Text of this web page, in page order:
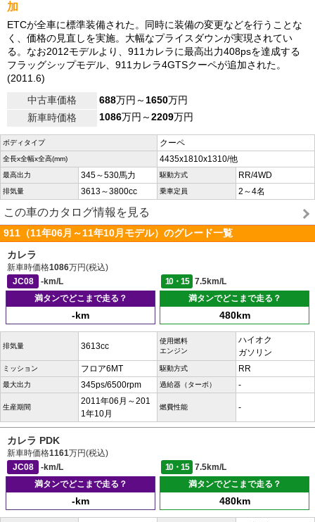
加
ETCが全車に標準装備された。同時に装備の変更などを行うことな
く、価格の見直しを実施。大幅なプライスダウンが実現されてい
る。なお2012モデルより、911カレラに最高出力408psを達成する
フラッグシップモデル、911カレラ4GTSクーペが追加された。
(2011.6)
中古車価格
688万円～1650万円
新車時価格
1086万円～2209万円
ボディタイプ クーペ
全長x全幅x全高(mm) 4435x1810x1310/他
最高出力 345～530馬力 駆動方式 RR/4WD
排気量 3613～3800cc 乗車定員 2～4名
この車のカタログ情報を見る
911（11年06月～11年10月モデル）のグレード一覧
カレラ
新車時価格1086万円(税込)
JC08
-km/L 10・15
7.5km/L
満タンでどこまで走る？
-km
満タンでどこまで走る？
480km
排気量 3613cc
使用燃料
エンジン
ハイオク
ガソリン
ミッション フロア6MT 駆動方式 RR
最大出力 345ps/6500rpm 過給器（ターボ） -
生産期間
2011年06月～201
1年10月
燃費性能 -
カレラ PDK
新車時価格1161万円(税込)
JC08
-km/L 10・15
7.5km/L
満タンでどこまで走る？
-km
満タンでどこまで走る？
480km